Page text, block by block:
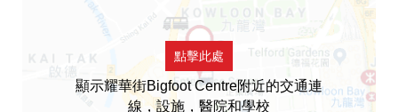
點擊此處
顯示耀華街Bigfoot Centre附近的交通連
線，設施，醫院和學校